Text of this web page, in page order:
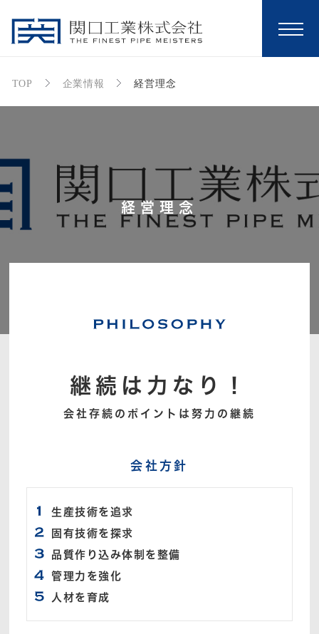
TOP 企業情報 経営理念
経営理念
継続は力なり！
会社存続のポイントは努力の継続
会社方針
生産技術を追求
固有技術を探求
品質作り込み体制を整備
管理力を強化
人材を育成